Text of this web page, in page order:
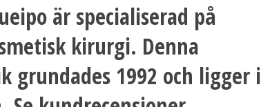
är specialiserad på
kirurgi. Denna
grundades 1992 och ligger i